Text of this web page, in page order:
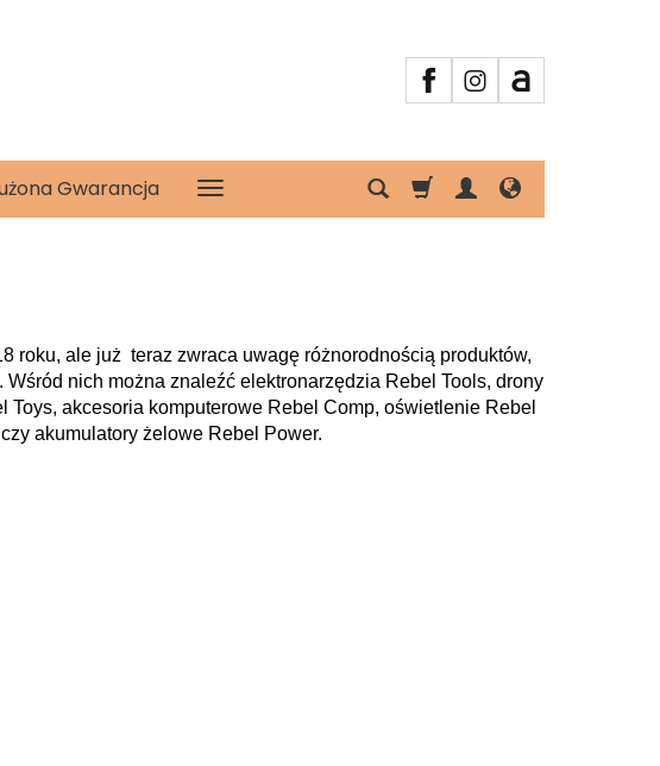
Gwarancja
roku, ale już teraz zwraca uwagę różnorodnością produktów,
Wśród nich można znaleźć elektronarzędzia Rebel Tools, drony
Toys, akcesoria komputerowe Rebel Comp, oświetlenie Rebel
czy akumulatory żelowe Rebel Power.